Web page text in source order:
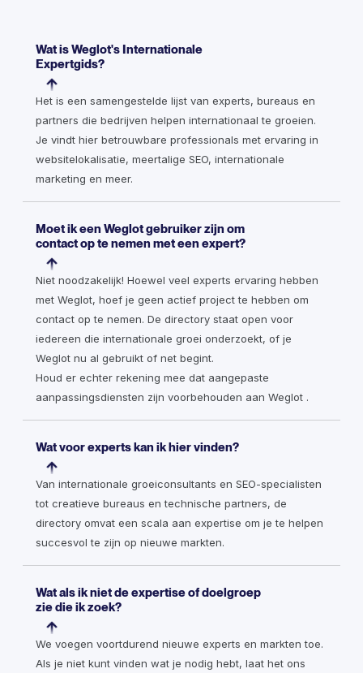
Wat is Weglot's Internationale
Expertgids?
Het is een samengestelde lijst van experts, bureaus en
partners die bedrijven helpen internationaal te groeien.
Je vindt hier betrouwbare professionals met ervaring in
websitelokalisatie, meertalige SEO, internationale
marketing en meer.
Moet ik een Weglot gebruiker zijn om
contact op te nemen met een expert?
Niet noodzakelijk! Hoewel veel experts ervaring hebben
met Weglot, hoef je geen actief project te hebben om
contact op te nemen. De directory staat open voor
iedereen die internationale groei onderzoekt, of je
Weglot nu al gebruikt of net begint.
Houd er echter rekening mee dat aangepaste
aanpassingsdiensten zijn voorbehouden aan Weglot .
Wat voor experts kan ik hier vinden?
Van internationale groeiconsultants en SEO-specialisten
tot creatieve bureaus en technische partners, de
directory omvat een scala aan expertise om je te helpen
succesvol te zijn op nieuwe markten.
Wat als ik niet de expertise of doelgroep
zie die ik zoek?
We voegen voortdurend nieuwe experts en markten toe.
Als je niet kunt vinden wat je nodig hebt, laat het ons